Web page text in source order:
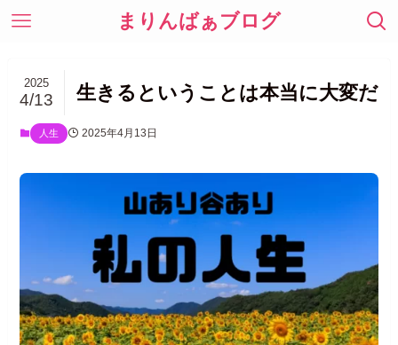
まりんばぁブログ
生きるということは本当に大変だ
2025
4/13
人生 2025年4月13日